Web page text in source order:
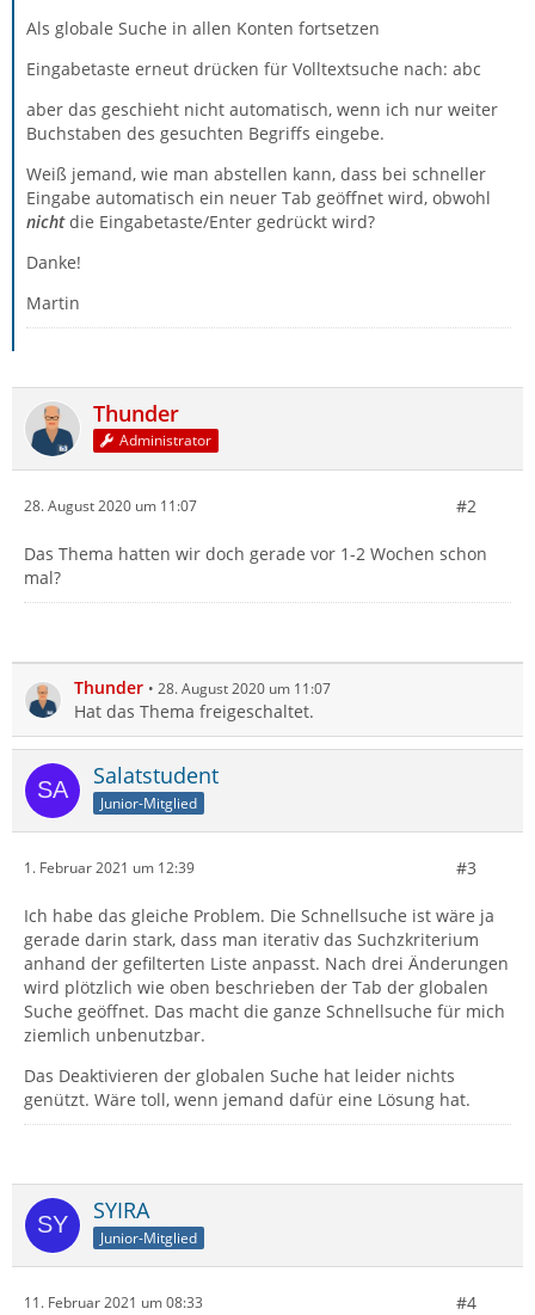
Als globale Suche in allen Konten fortsetzen
Eingabetaste erneut drücken für Volltextsuche nach: abc
aber das geschieht nicht automatisch, wenn ich nur weiter
Buchstaben des gesuchten Begriffs eingebe.
Weiß jemand, wie man abstellen kann, dass bei schneller
Eingabe automatisch ein neuer Tab geöffnet wird, obwohl
nichtdie Eingabetaste/Enter gedrückt wird?
Danke!
Martin
Thunder
Administrator
28. August 2020 um 11:07 #2
Das Thema hatten wir doch gerade vor 1-2 Wochen schon
mal?
Thunder 28. August 2020 um 11:07
Hat das Thema freigeschaltet.
Salatstudent
Junior-Mitglied
1. Februar 2021 um 12:39 #3
Ich habe das gleiche Problem. Die Schnellsuche ist wäre ja
gerade darin stark, dass man iterativ das Suchzkriterium
anhand der gefilterten Liste anpasst. Nach drei Änderungen
wird plötzlich wie oben beschrieben der Tab der globalen
Suche geöffnet. Das macht die ganze Schnellsuche für mich
ziemlich unbenutzbar.
Das Deaktivieren der globalen Suche hat leider nichts
genützt. Wäre toll, wenn jemand dafür eine Lösung hat.
SYIRA
Junior-Mitglied
11. Februar 2021 um 08:33 #4